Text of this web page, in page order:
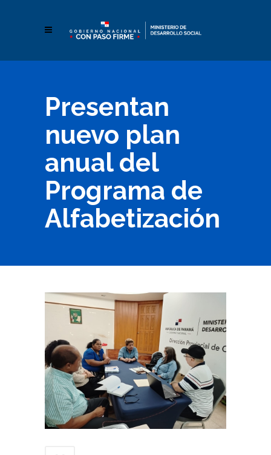
Presentan
nuevo plan
anual del
Programa de
Alfabetización